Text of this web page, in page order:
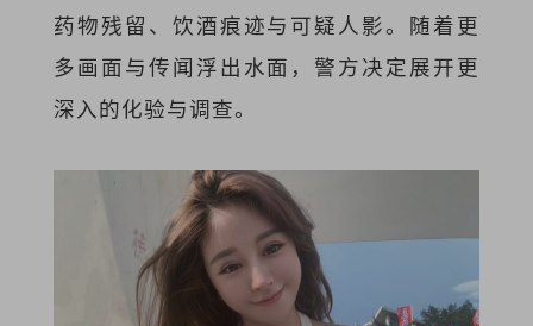
药物残留、饮酒痕迹与可疑人影。随着更
多画面与传闻浮出水面，警方决定展开更
深入的化验与调查。